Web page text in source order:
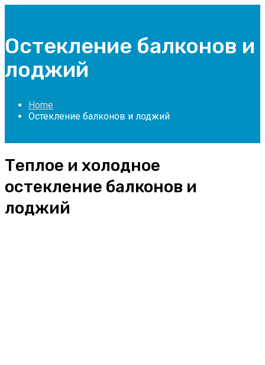
Остекление балконов и
лоджий
Home
Остекление балконов и лоджий
Теплое и холодное
остекление балконов и
лоджий